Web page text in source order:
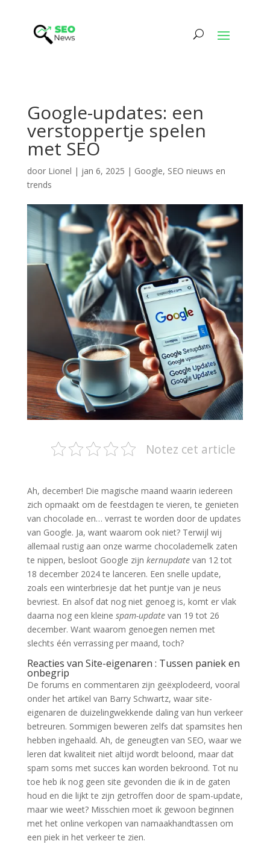
Google-updates: een
verstoppertje spelen
met SEO
door Lionel | jan 6, 2025 | Google, SEO nieuws en
trends
Notez cet article
Ah, december! Die magische maand waarin iedereen
zich opmaakt om de feestdagen te vieren, te genieten
van chocolade en… verrast te worden door de updates
van Google. Ja, want waarom ook niet? Terwijl wij
allemaal rustig aan onze warme chocolademelk zaten
te nippen, besloot Google zijn kernupdatevan 12 tot
18 december 2024 te lanceren. Een snelle update,
zoals een winterbriesje dat het puntje van je neus
bevriest. En alsof dat nog niet genoeg is, komt er vlak
daarna nog een kleine spam-updatevan 19 tot 26
december. Want waarom genoegen nemen met
slechts één verrassing per maand, toch?
Reacties van Site-eigenaren : Tussen paniek en
onbegrip
De forums en commentaren zijn geëxplodeerd, vooral
onder het artikel van Barry Schwartz, waar site-
eigenaren de duizelingwekkende daling van hun verkeer
betreuren. Sommigen beweren zelfs dat spamsites hen
hebben ingehaald. Ah, de geneugten van SEO, waar we
leren dat kwaliteit niet altijd wordt beloond, maar dat
spam soms met succes kan worden bekroond. Tot nu
toe heb ik nog geen site gevonden die ik in de gaten
houd en die lijkt te zijn getroffen door de spam-update,
maar wie weet? Misschien moet ik gewoon beginnen
met het online verkopen van namaakhandtassen om
een piek in het verkeer te zien.